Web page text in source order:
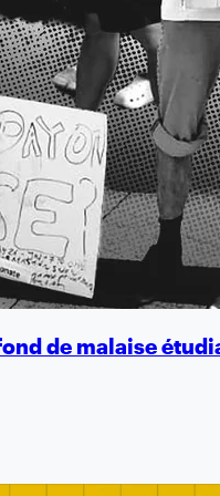
de malaise